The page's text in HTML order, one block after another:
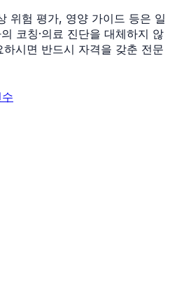
위험 평가, 영양 가이드 등은 일
코칭·의료 진단을 대체하지 않
시면 반드시 자격을 갖춘 전문